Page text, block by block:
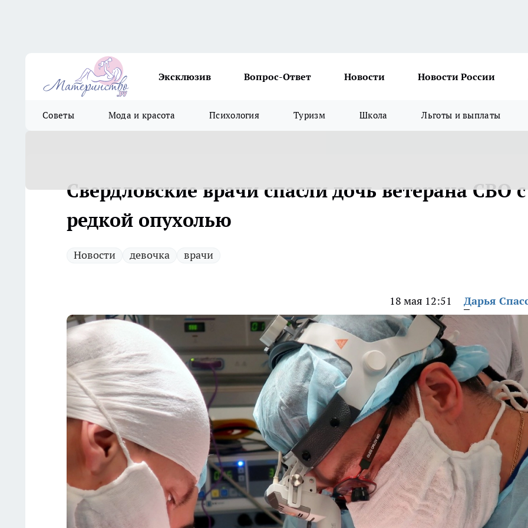
Эксклюзив Вопрос-Ответ Новости Новости России
Советы Мода и красота Психология Туризм Школа Льготы и выплаты
Свердловские врачи спасли дочь ветерана СВО с
редкой опухолью
Новости девочка врачи
18 мая 12:51 Дарья